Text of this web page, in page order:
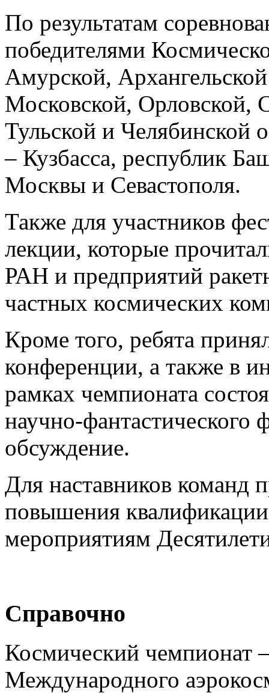
По результатам
победителями
Амурской,
Московской, Орловской,
Тульской и Челябинской
– Кузбасса, республик
Москвы и Севастополя.
Также для участников
лекции, которые
РАН и предприятий
частных космических
Кроме того, ребята
конференции, а также в
рамках чемпионата
научно-
обсуждение.
Для наставников команд
повышения
мероприятиям
Справочно
Космический чемпионат
Международного